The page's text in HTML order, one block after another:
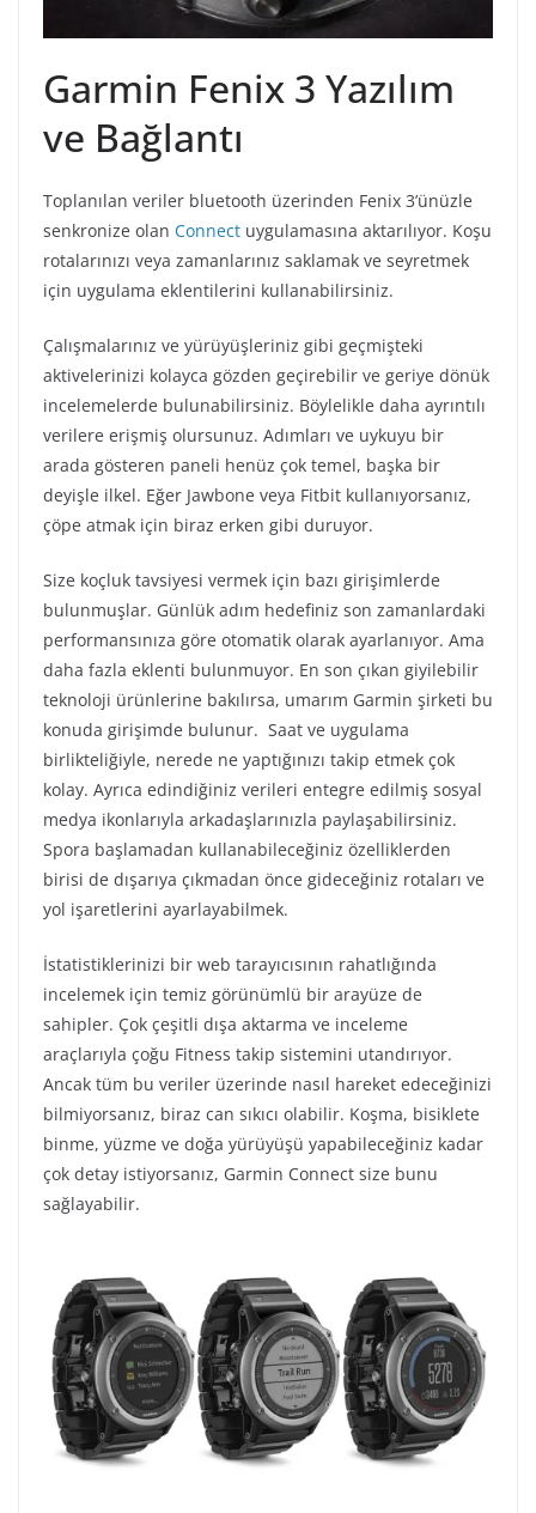
Garmin Fenix 3 Yazılım
ve Bağlantı
Toplanılan veriler bluetooth üzerinden Fenix 3’ünüzle
senkronize olan Connect uygulamasına aktarılıyor. Koşu
rotalarınızı veya zamanlarınız saklamak ve seyretmek
için uygulama eklentilerini kullanabilirsiniz.
Çalışmalarınız ve yürüyüşleriniz gibi geçmişteki
aktivelerinizi kolayca gözden geçirebilir ve geriye dönük
incelemelerde bulunabilirsiniz. Böylelikle daha ayrıntılı
verilere erişmiş olursunuz. Adımları ve uykuyu bir
arada gösteren paneli henüz çok temel, başka bir
deyişle ilkel. Eğer Jawbone veya Fitbit kullanıyorsanız,
çöpe atmak için biraz erken gibi duruyor.
Size koçluk tavsiyesi vermek için bazı girişimlerde
bulunmuşlar. Günlük adım hedefiniz son zamanlardaki
performansınıza göre otomatik olarak ayarlanıyor. Ama
daha fazla eklenti bulunmuyor. En son çıkan giyilebilir
teknoloji ürünlerine bakılırsa, umarım Garmin şirketi bu
konuda girişimde bulunur. Saat ve uygulama
birlikteliğiyle, nerede ne yaptığınızı takip etmek çok
kolay. Ayrıca edindiğiniz verileri entegre edilmiş sosyal
medya ikonlarıyla arkadaşlarınızla paylaşabilirsiniz.
Spora başlamadan kullanabileceğiniz özelliklerden
birisi de dışarıya çıkmadan önce gideceğiniz rotaları ve
yol işaretlerini ayarlayabilmek.
İstatistiklerinizi bir web tarayıcısının rahatlığında
incelemek için temiz görünümlü bir arayüze de
sahipler. Çok çeşitli dışa aktarma ve inceleme
araçlarıyla çoğu Fitness takip sistemini utandırıyor.
Ancak tüm bu veriler üzerinde nasıl hareket edeceğinizi
bilmiyorsanız, biraz can sıkıcı olabilir. Koşma, bisiklete
binme, yüzme ve doğa yürüyüşü yapabileceğiniz kadar
çok detay istiyorsanız, Garmin Connect size bunu
sağlayabilir.